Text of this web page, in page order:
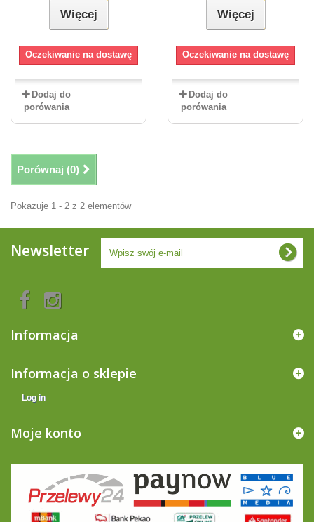
Więcej
Oczekiwanie na dostawę
Dodaj do
porówania
Więcej
Oczekiwanie na dostawę
Dodaj do
porówania
Porównaj (0)
Pokazuje 1 - 2 z 2 elementów
Newsletter
Informacja
Informacja o sklepie
Log in
Moje konto